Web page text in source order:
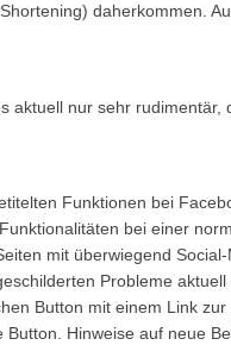
daherkommen.
aktuell nur sehr rudimentär,
Funktionen bei
bei einer
mit überwiegend
Probleme aktuell
Button mit einem Link zur
Hinweise auf neue